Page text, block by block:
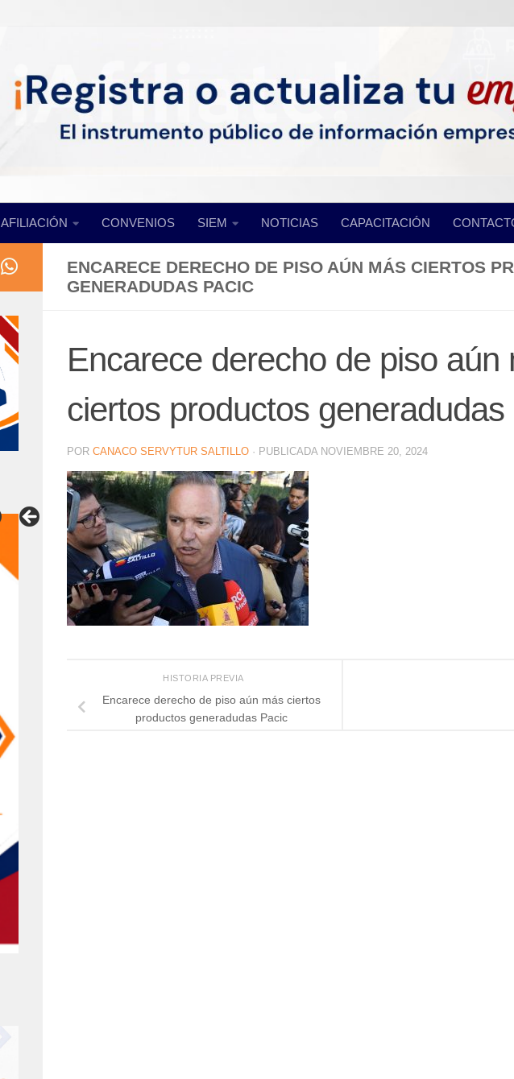
AFILIACIÓN CONVENIOS SIEM NOTICIAS CAPACITACIÓN
ENCARECE DERECHO DE PISO AÚN MÁS CIERTOS
GENERADUDAS PACIC
Encarece derecho de piso aún
ciertos productos generadudas
POR CANACO SERVYTUR SALTILLO · PUBLICADA NOVIEMBRE 20, 2024
HISTORIA PREVIA
Encarece derecho de piso aún más ciertos
productos generadudas Pacic